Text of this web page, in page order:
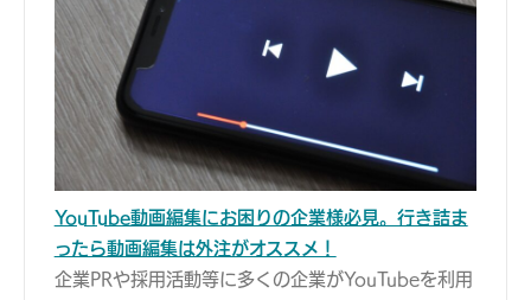
YouTube動画編集にお困りの企業様必見。行き詰ま
ったら動画編集は外注がオススメ！
企業PRや採用活動等に多くの企業がYouTubeを利用